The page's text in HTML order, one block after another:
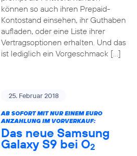
können so auch ihren Prepaid-
Kontostand einsehen, ihr Guthaben
aufladen, oder eine Liste ihrer
Vertragsoptionen erhalten. Und das
ist lediglich ein Vorgeschmack […]
25. Februar 2018
AB SOFORT MIT NUR EINEM EURO
ANZAHLUNG IM VORVERKAUF:
Das neue Samsung
Galaxy S9 bei O2